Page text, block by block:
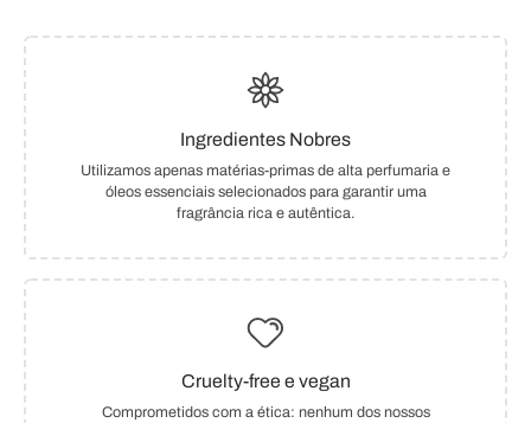
Ingredientes Nobres
Utilizamos apenas matérias-primas de alta perfumaria e
óleos essenciais selecionados para garantir uma
fragrância rica e autêntica.
Cruelty-free e vegan
Comprometidos com a ética: nenhum dos nossos